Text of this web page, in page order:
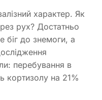
характер. Як
рух? Достатньо
біг до знемоги, а
перебування в
кортизолу на 21%